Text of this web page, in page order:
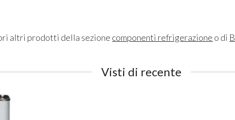
altri prodotti della sezione componenti refrigerazione o di
Visti di recente